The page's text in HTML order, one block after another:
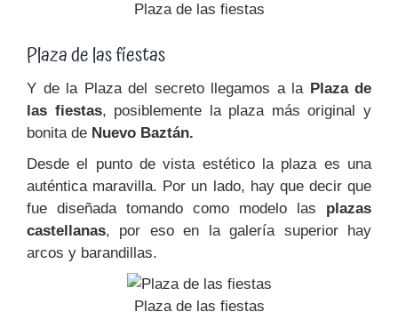
Plaza de las fiestas
Plaza de las fiestas
Y de la Plaza del secreto llegamos a la Plaza de
las fiestas, posiblemente la plaza más original y
bonita de Nuevo Baztán.
Desde el punto de vista estético la plaza es una
auténtica maravilla. Por un lado, hay que decir que
fue diseñada tomando como modelo las plazas
castellanas, por eso en la galería superior hay
arcos y barandillas.
Plaza de las fiestas